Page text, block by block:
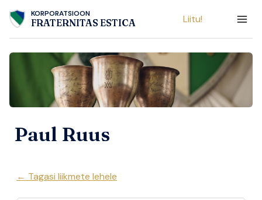
Skip
content
KORPORATSIOON
FRATERNITAS ESTICA Liitu!
Paul Ruus
← Tagasi liikmete lehele